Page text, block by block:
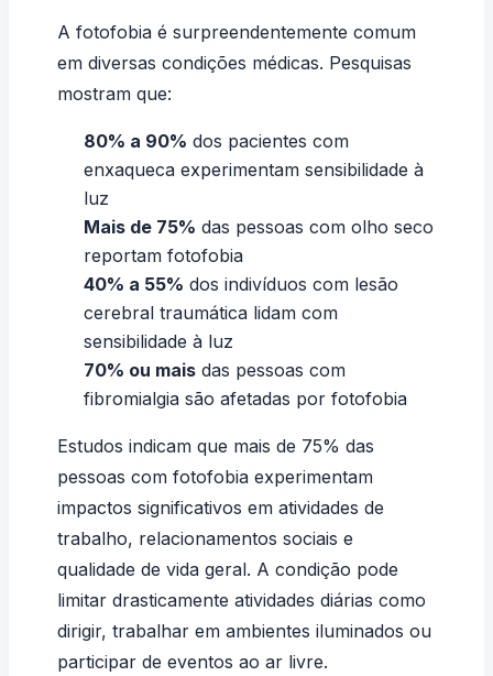
A fotofobia é surpreendentemente comum
em diversas condições médicas. Pesquisas
mostram que:
80% a 90% dos pacientes com
enxaqueca experimentam sensibilidade à
luz
Mais de 75% das pessoas com olho seco
reportam fotofobia
40% a 55% dos indivíduos com lesão
cerebral traumática lidam com
sensibilidade à luz
70% ou mais das pessoas com
fibromialgia são afetadas por fotofobia
Estudos indicam que mais de 75% das
pessoas com fotofobia experimentam
impactos significativos em atividades de
trabalho, relacionamentos sociais e
qualidade de vida geral. A condição pode
limitar drasticamente atividades diárias como
dirigir, trabalhar em ambientes iluminados ou
participar de eventos ao ar livre.